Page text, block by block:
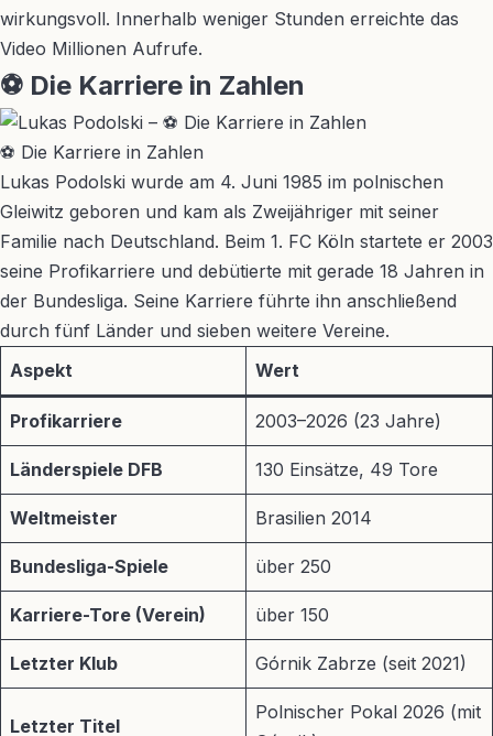
wirkungsvoll. Innerhalb weniger Stunden erreichte das
Video Millionen Aufrufe.
⚽ Die Karriere in Zahlen
⚽ Die Karriere in Zahlen
Lukas Podolski wurde am 4. Juni 1985 im polnischen
Gleiwitz geboren und kam als Zweijähriger mit seiner
Familie nach Deutschland. Beim 1. FC Köln startete er 2003
seine Profikarriere und debütierte mit gerade 18 Jahren in
der Bundesliga. Seine Karriere führte ihn anschließend
durch fünf Länder und sieben weitere Vereine.
Aspekt
Wert
Profikarriere 2003–2026 (23 Jahre)
Länderspiele DFB 130 Einsätze, 49 Tore
Weltmeister Brasilien 2014
Bundesliga-Spiele über 250
Karriere-Tore (Verein) über 150
Letzter Klub Górnik Zabrze (seit 2021)
Letzter Titel
Polnischer Pokal 2026 (mit